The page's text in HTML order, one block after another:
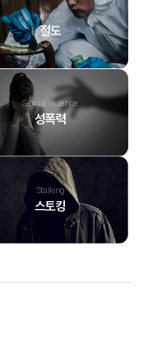
Theft
절도
Sexual violence
성폭력
Stalking
스토킹